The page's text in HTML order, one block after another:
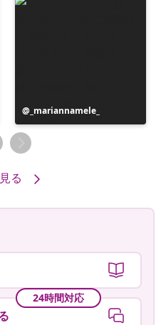
投
稿
者
_mariannamele_
る
24時間対応